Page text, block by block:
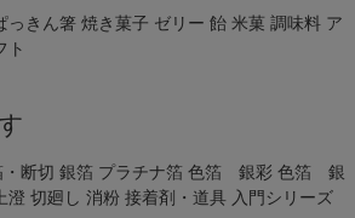
っきん箸 焼き菓子 ゼリー 飴 米菓 調味料 ア
ト
断切 銀箔 プラチナ箔 色箔 銀彩 色箔 銀
澄 切廻し 消粉 接着剤・道具 入門シリーズ